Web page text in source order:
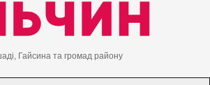
Гайсина та громад району